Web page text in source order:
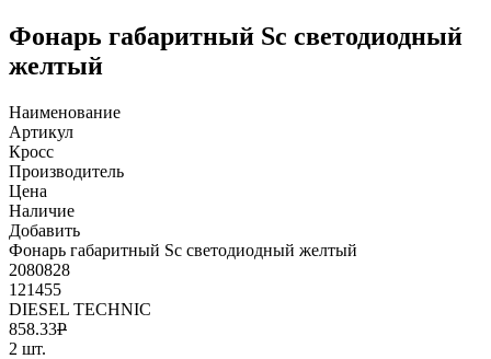
Фонарь габаритный Sc светодиодный
желтый
Наименование
Артикул
Кросс
Производитель
Цена
Наличие
Добавить
Фонарь габаритный Sc светодиодный желтый
2080828
121455
DIESEL TECHNIC
858.33Р
2 шт.